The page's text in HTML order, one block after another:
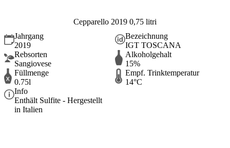
Cepparello 2019 0,75 litri
Jahrgang
2019
Bezeichnung
IGT TOSCANA
Rebsorten
Sangiovese
Alkoholgehalt
15%
Füllmenge
0.75l
Empf. Trinktemperatur
14°C
Info
Enthält Sulfite - Hergestellt
in Italien